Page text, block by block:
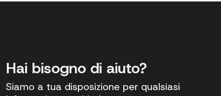
Hai bisogno di aiuto?
Siamo a tua disposizione per qualsiasi